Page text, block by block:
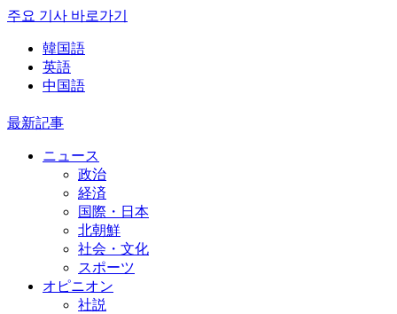
주요 기사 바로가기
韓国語
英語
中国語
最新記事
ニュース
政治
経済
国際・日本
北朝鮮
社会・文化
スポーツ
オピニオン
社説